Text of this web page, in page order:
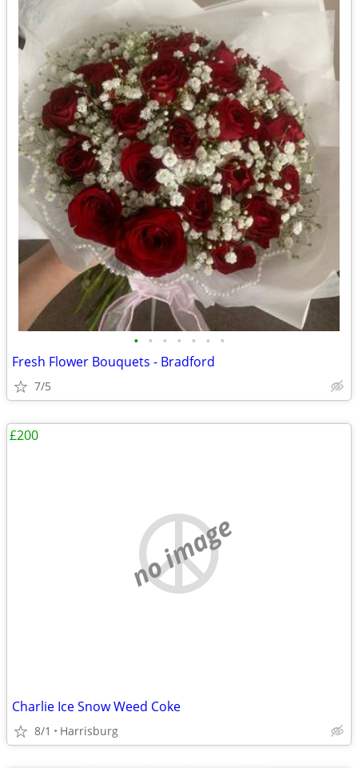
• • • • • • •
Fresh Flower Bouquets - Bradford
7/5
no image
Charlie Ice Snow Weed Coke
8/1 Harrisburg
£200